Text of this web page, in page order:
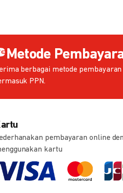
Metode
berbagai metode
PPN.
pembayaran online
kartu